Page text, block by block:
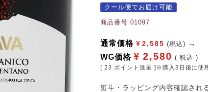
クール便でお届け可能
商品番号 01097
通常価格 ¥ 2,585 (税込)
WG価格 ¥ 2,580 税込
[ 23 ポイント進呈 ]※購入3日後に使
熨斗・ラッピング内容確認され